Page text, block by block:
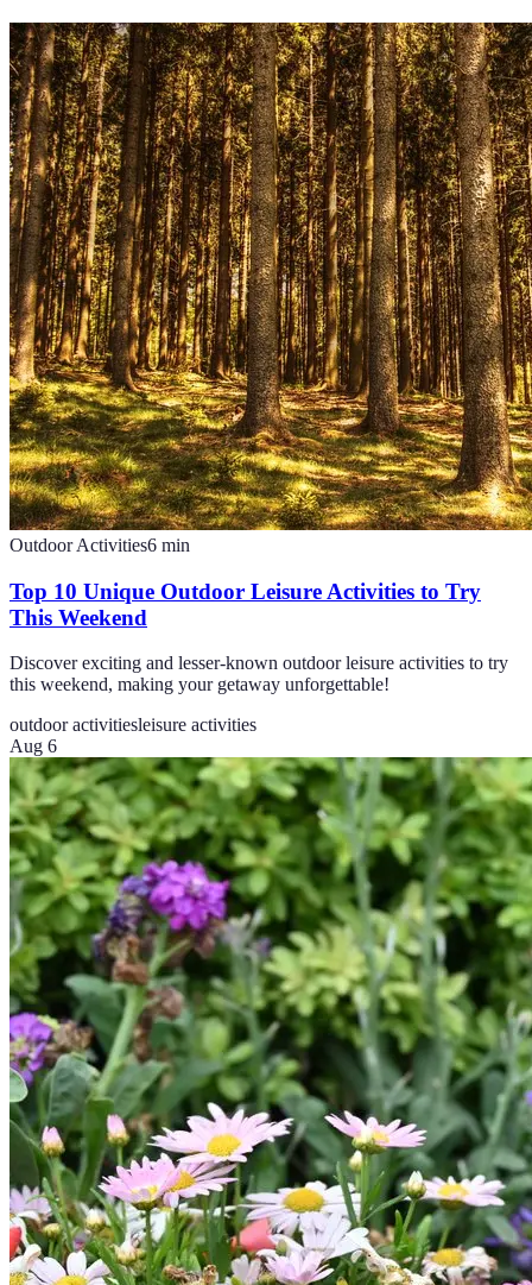
Outdoor Activities6 min
Top 10 Unique Outdoor Leisure Activities to Try
This Weekend
Discover exciting and lesser-known outdoor leisure activities to try
this weekend, making your getaway unforgettable!
outdoor activitiesleisure activities
Aug 6